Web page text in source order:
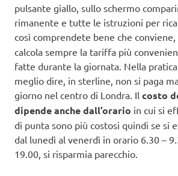
pulsante giallo, sullo schermo
rimanente e tutte le istruzioni per
così comprendete bene che conviene,
calcola sempre la tariffa più
fatte durante la giornata. Nella
meglio dire, in sterline, non si paga
giorno nel centro di Londra. Il costo
dipende anche dall’orario in cui si
di punta sono più costosi quindi se si
dal lunedì al venerdì in orario 6.30 –
19.00, si risparmia parecchio.